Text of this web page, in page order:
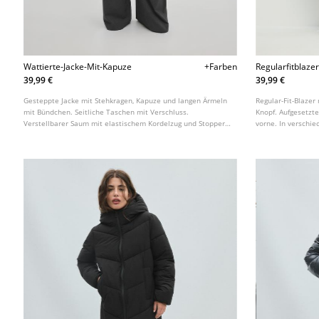
Wattierte-Jacke-Mit-Kapuze
+Farben
39,99 €
Gesteppte Jacke mit Stehkragen, Kapuze und langen Ärmeln
mit Bündchen. Seitliche Taschen mit Verschluss.
Verstellbarer Saum mit elastischem Kordelzug und Stopper.
Regularfitblazer
39,99 €
Regular-Fit-
Knopf.
vorne. In